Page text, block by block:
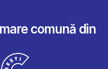
comună din